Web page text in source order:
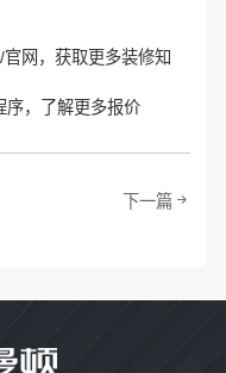
网，获取更多装修知
序，了解更多报价
下一篇